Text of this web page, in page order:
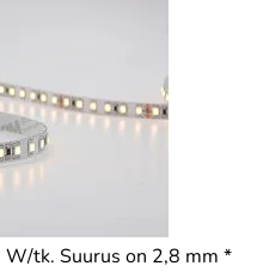
tk. Suurus on 2,8 mm *